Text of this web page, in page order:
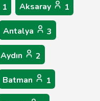
1 Aksaray 1
Antalya 3
Aydın 2
Batman 1